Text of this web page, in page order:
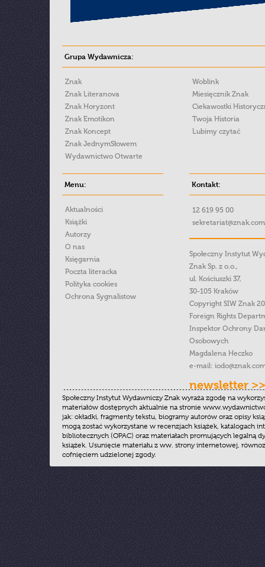
Grupa Wydawnicza:
Znak
Znak Literanova
Znak Horyzont
Znak Emotikon
Znak Koncept
Znak JednymSłowem
Wydawnictwo Otwarte
Woblink
Miesięcznik Znak
Ciekawostki
Twoja Historia
Lubimy czytać
Menu:
Aktualności
Książki
Autorzy
O nas
Księgarnia
Poczta literacka
Polityka cookies
Ochrona Sygnalistow
Kontakt:
12 619 95 00
Społeczny Instytut
Znak Sp. z o.o.,
ul. Kościuszki 37,
30-105 Kraków
Copyright SIW Znak
Foreign Rights
Inspektor Ochrony
Osobowych
Magdalena Heczko
e-mail:
newsletter >>
Społeczny Instytut Wydawniczy Znak wyraża zgodę na
materiałów dostępnych aktualnie na stronie
jak: okładki, fragmenty tekstu, biogramy autorów oraz opisy
mogą zostać wykorzystane w recenzjach książek, katalogach
bibliotecznych (OPAC) oraz materiałach promujących legalną
książek. Usunięcie materiału z ww. strony internetowej,
cofnięciem udzielonej zgody.